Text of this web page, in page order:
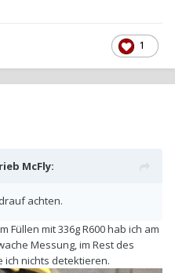
1
McFly:
achten.
Füllen mit 336g R600 hab ich am
Messung, im Rest des
ich nichts detektieren.